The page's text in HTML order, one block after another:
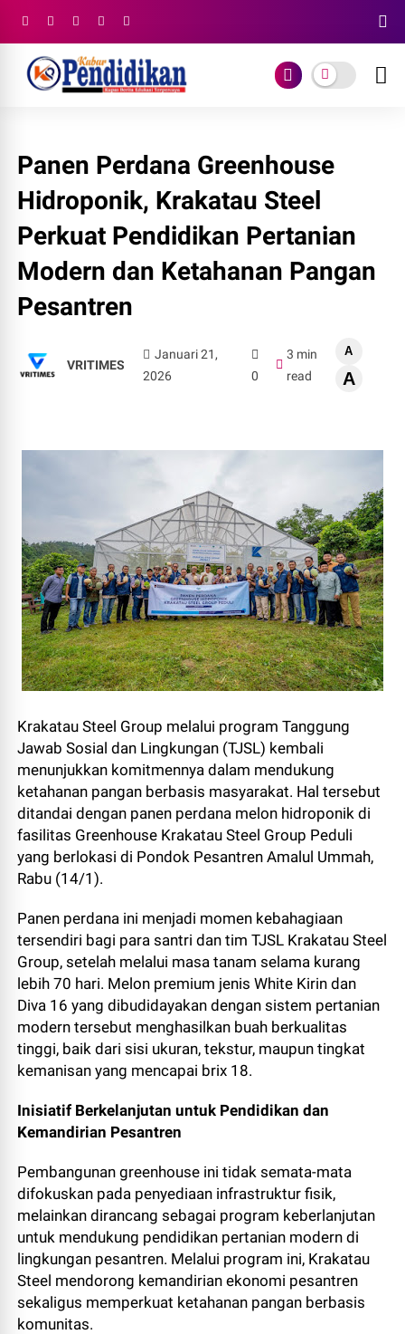
Panen Perdana Greenhouse
Hidroponik, Krakatau Steel
Perkuat Pendidikan Pertanian
Modern dan Ketahanan Pangan
Pesantren
VRITIMES
Januari 21,
2026
0
3 min
read
A
A
Krakatau Steel Group melalui program Tanggung
Jawab Sosial dan Lingkungan (TJSL) kembali
menunjukkan komitmennya dalam mendukung
ketahanan pangan berbasis masyarakat. Hal tersebut
ditandai dengan panen perdana melon hidroponik di
fasilitas Greenhouse Krakatau Steel Group Peduli
yang berlokasi di Pondok Pesantren Amalul Ummah,
Rabu (14/1).
Panen perdana ini menjadi momen kebahagiaan
tersendiri bagi para santri dan tim TJSL Krakatau Steel
Group, setelah melalui masa tanam selama kurang
lebih 70 hari. Melon premium jenis White Kirin dan
Diva 16 yang dibudidayakan dengan sistem pertanian
modern tersebut menghasilkan buah berkualitas
tinggi, baik dari sisi ukuran, tekstur, maupun tingkat
kemanisan yang mencapai brix 18.
Inisiatif Berkelanjutan untuk Pendidikan dan
Kemandirian Pesantren
Pembangunan greenhouse ini tidak semata-mata
difokuskan pada penyediaan infrastruktur fisik,
melainkan dirancang sebagai program keberlanjutan
untuk mendukung pendidikan pertanian modern di
lingkungan pesantren. Melalui program ini, Krakatau
Steel mendorong kemandirian ekonomi pesantren
sekaligus memperkuat ketahanan pangan berbasis
komunitas.